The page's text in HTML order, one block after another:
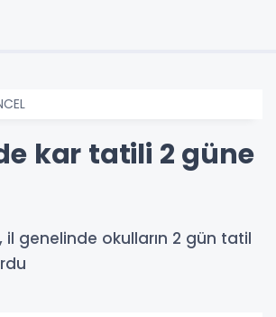
kar tatili 2 güne
il genelinde okulların 2 gün tatil